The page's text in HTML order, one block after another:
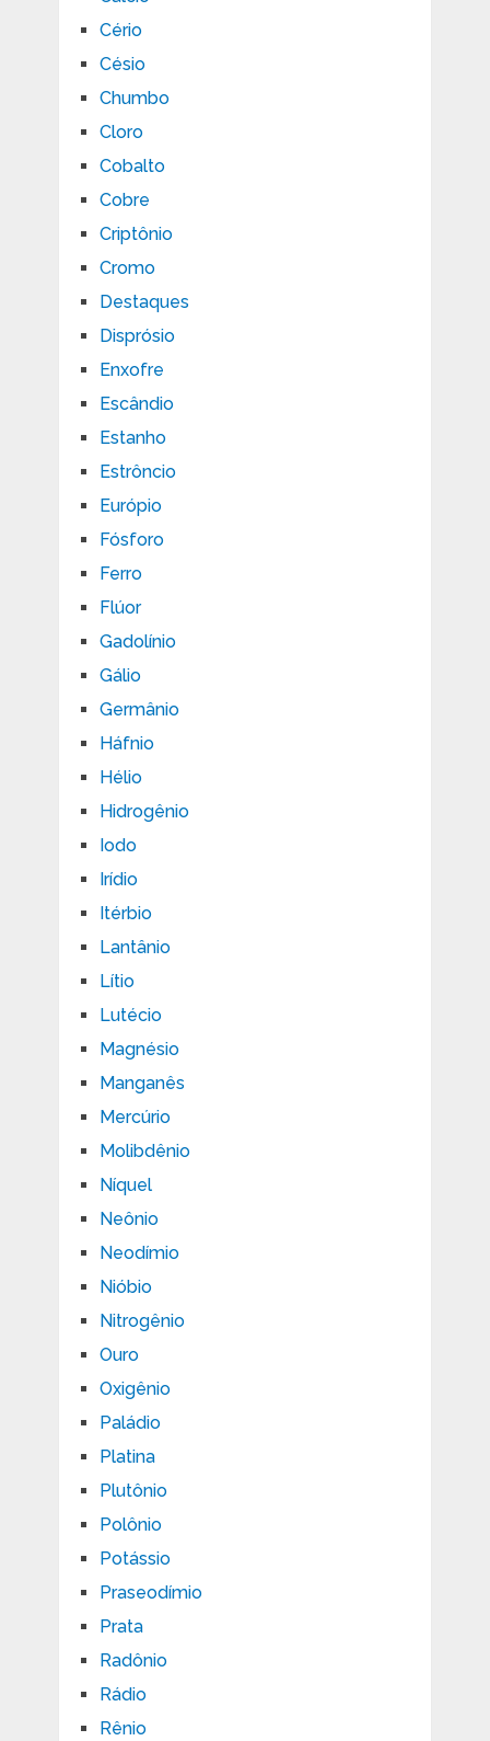
Cério
Césio
Chumbo
Cloro
Cobalto
Cobre
Criptônio
Cromo
Destaques
Disprósio
Enxofre
Escândio
Estanho
Estrôncio
Európio
Fósforo
Ferro
Flúor
Gadolínio
Gálio
Germânio
Háfnio
Hélio
Hidrogênio
Iodo
Irídio
Itérbio
Lantânio
Lítio
Lutécio
Magnésio
Manganês
Mercúrio
Molibdênio
Níquel
Neônio
Neodímio
Nióbio
Nitrogênio
Ouro
Oxigênio
Paládio
Platina
Plutônio
Polônio
Potássio
Praseodímio
Prata
Radônio
Rádio
Rênio